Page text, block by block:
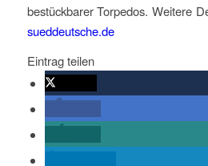
bestückbarer Torpedos. Weitere
sueddeutsche.de
Eintrag teilen